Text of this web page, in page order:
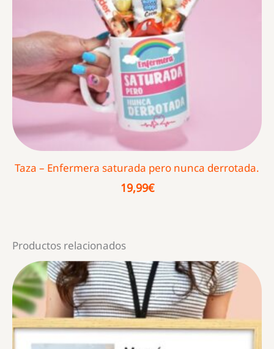
Taza – Enfermera saturada pero nunca derrotada.
19,99€
Productos relacionados